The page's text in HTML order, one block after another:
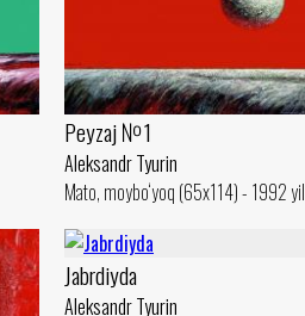
Peyzaj №1
Aleksandr Tyurin
Mato, moybo‘yoq (65x114) - 1992 yil
Jabrdiyda
Aleksandr Tyurin